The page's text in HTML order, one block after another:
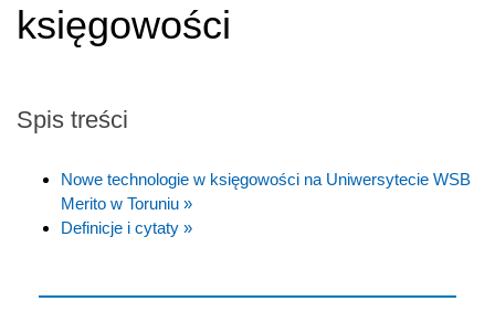
księgowości
Spis treści
Nowe technologie w księgowości na Uniwersytecie WSB
Merito w Toruniu »
Definicje i cytaty »